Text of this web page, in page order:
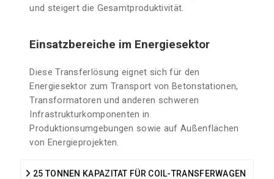
und steigert die Gesamtproduktivität.
Einsatzbereiche im Energiesektor
Diese Transferlösung eignet sich für den
Energiesektor zum Transport von Betonstationen,
Transformatoren und anderen schweren
Infrastrukturkomponenten in
Produktionsumgebungen sowie auf Außenflächen
von Energieprojekten.
25 TONNEN KAPAZITAT FÜR COIL-TRANSFERWAGEN